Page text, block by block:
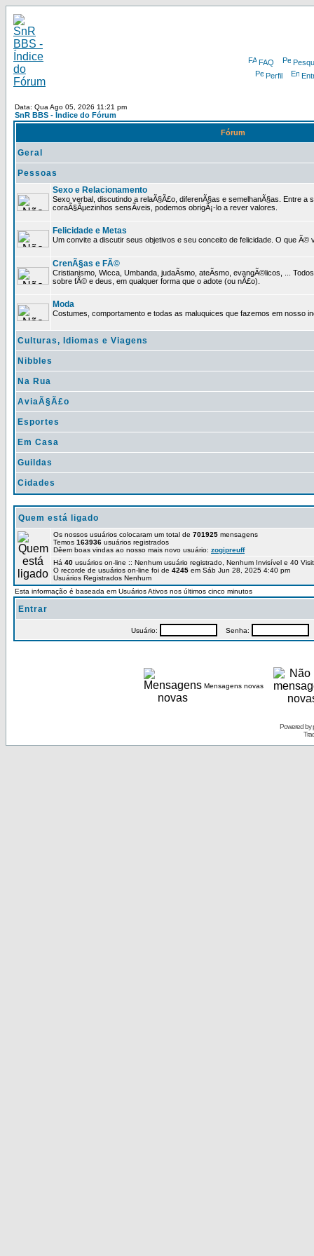
FAQ
Perfil
Data: Qua Ago 05, 2026 11:21 pm
SnR BBS - Índice do Fórum
Fórum
Geral
Pessoas
Sexo e Relacionamento
Sexo verbal, discutindo a relaÃ§Ã£o, diferenÃ§as e semelhanÃ§as. Entre a
coraÃ§Ãµezinhos sensÃ­veis, podemos obrigÃ¡-lo a rever valores.
Felicidade e Metas
Um convite a discutir seus objetivos e seu conceito de felicidade. O que Ã©
CrenÃ§as e FÃ©
Cristianismo, Wicca, Umbanda, judaÃ­smo, ateÃ­smo, evangÃ©licos, ...
sobre fÃ© e deus, em qualquer forma que o adote (ou nÃ£o).
Moda
Costumes, comportamento e todas as maluquices que fazemos em nosso
Culturas, Idiomas e Viagens
Nibbles
Na Rua
AviaÃ§Ã£o
Esportes
Em Casa
Guildas
Cidades
Quem está ligado
Os nossos usuários colocaram um total de 701925 mensagens
Temos 163936 usuários registrados
Dêem boas vindas ao nosso mais novo usuário: zogipreuff
Há 40 usuários on-line :: Nenhum usuário registrado, Nenhum Invisível e 40
O recorde de usuários on-line foi de 4245 em Sáb Jun 28, 2025 4:40 pm
Usuários Registrados Nenhum
Esta informação é baseada em Usuários Ativos nos últimos cinco minutos
Entrar
Usuário: Senha:
Mensagens novas
Powered by